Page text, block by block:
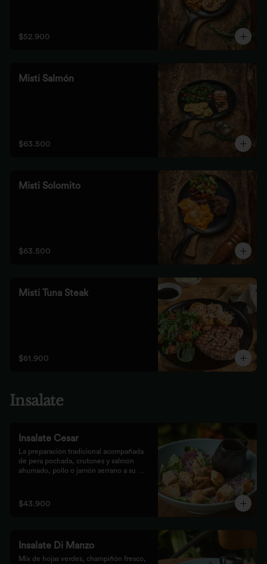
$52.900
Misti Salmón
$63.500
Misti Solomito
$63.500
Misti Tuna Steak
$61.900
Insalate
Insalate Cesar
La preparación tradicional acompañada
de pera pochada, crutones y salmón
ahumado, pollo o jamón serrano a su
$43.900
Insalate Di Manzo
Mix de hojas verdes, champiñón fresco,